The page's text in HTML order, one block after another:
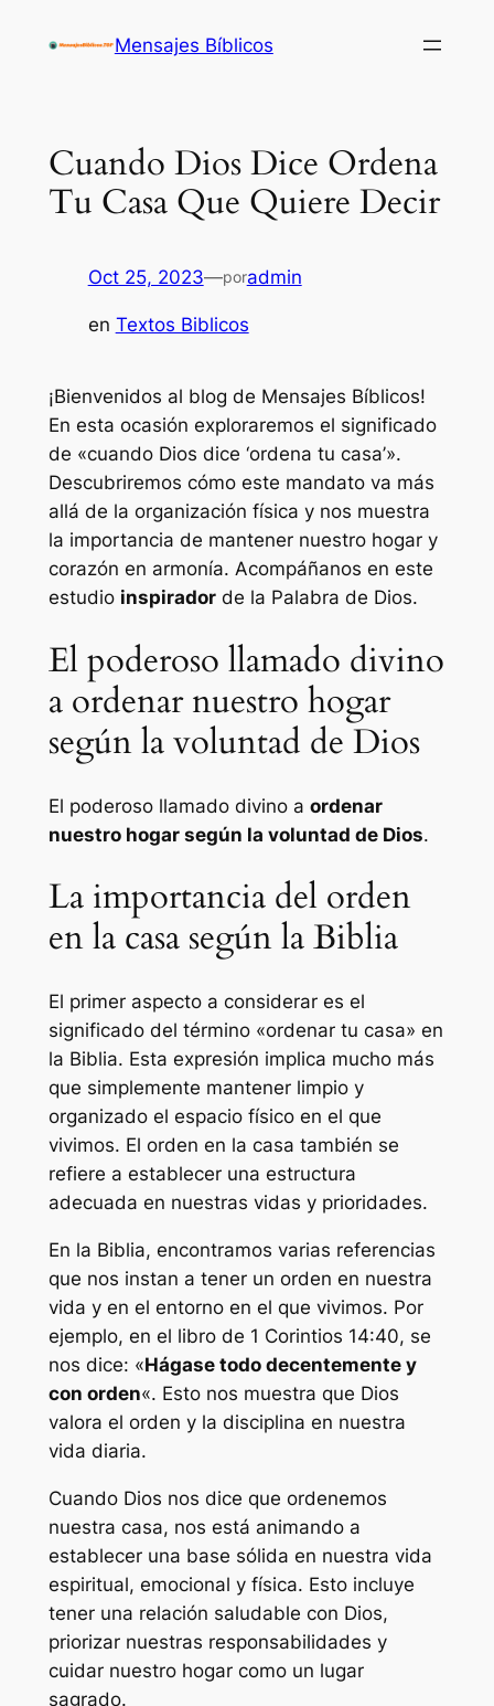
Mensajes Bíblicos
Cuando Dios Dice Ordena
Tu Casa Que Quiere Decir
Oct 25, 2023—poradmin
en Textos Biblicos
¡Bienvenidos al blog de Mensajes Bíblicos!
En esta ocasión exploraremos el significado
de «cuando Dios dice ‘ordena tu casa’».
Descubriremos cómo este mandato va más
allá de la organización física y nos muestra
la importancia de mantener nuestro hogar y
corazón en armonía. Acompáñanos en este
estudio inspiradorde la Palabra de Dios.
El poderoso llamado divino
a ordenar nuestro hogar
según la voluntad de Dios
El poderoso llamado divino a ordenar
nuestro hogar según la voluntad de Dios.
La importancia del orden
en la casa según la Biblia
El primer aspecto a considerar es el
significado del término «ordenar tu casa» en
la Biblia. Esta expresión implica mucho más
que simplemente mantener limpio y
organizado el espacio físico en el que
vivimos. El orden en la casa también se
refiere a establecer una estructura
adecuada en nuestras vidas y prioridades.
En la Biblia, encontramos varias referencias
que nos instan a tener un orden en nuestra
vida y en el entorno en el que vivimos. Por
ejemplo, en el libro de 1 Corintios 14:40, se
nos dice: «Hágase todo decentemente y
con orden«. Esto nos muestra que Dios
valora el orden y la disciplina en nuestra
vida diaria.
Cuando Dios nos dice que ordenemos
nuestra casa, nos está animando a
establecer una base sólida en nuestra vida
espiritual, emocional y física. Esto incluye
tener una relación saludable con Dios,
priorizar nuestras responsabilidades y
cuidar nuestro hogar como un lugar
sagrado.